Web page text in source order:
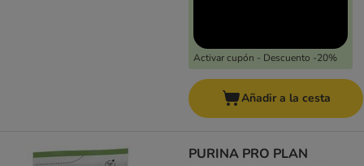
Activar cupón - Descuento -20%
Añadir a la cesta
PURINA PRO PLAN